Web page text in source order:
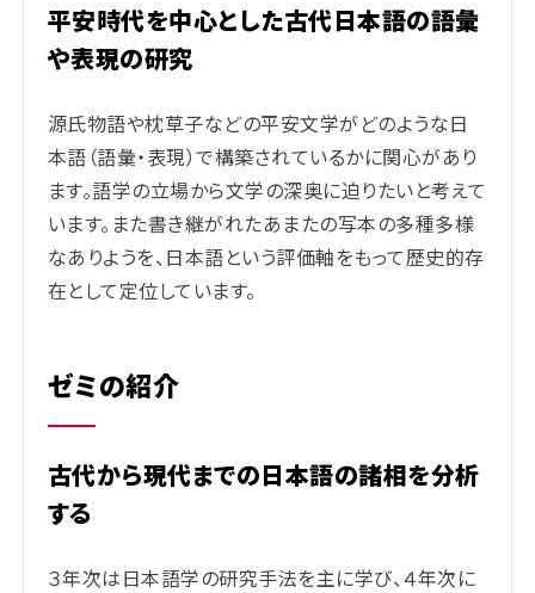
平安時代を中心とした古代日本語の語彙
や表現の研究
源氏物語や枕草子などの平安文学がどのような日
本語（語彙・表現）で構築されているかに関心があり
ます。語学の立場から文学の深奥に迫りたいと考えて
います。また書き継がれたあまたの写本の多種多様
なありようを、日本語という評価軸をもって歴史的存
在として定位しています。
ゼミの紹介
古代から現代までの日本語の諸相を分析
する
３年次は日本語学の研究手法を主に学び、４年次に